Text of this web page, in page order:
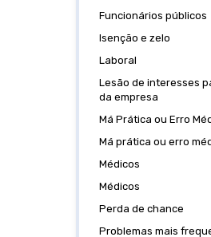
Funcionários públicos
Isenção e zelo
Laboral
Lesão de interesses
da empresa
Má Prática ou Erro
Má prática ou erro
Médicos
Médicos
Perda de chance
Problemas mais